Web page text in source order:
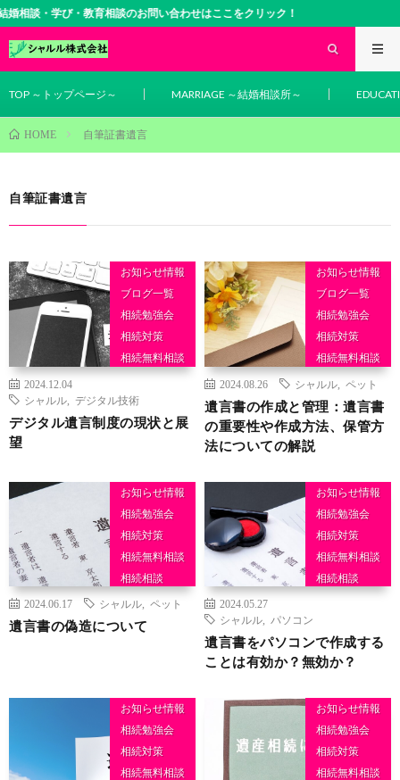
び・教育相談のお問い合わせはここをクリック！
TOP ～トップページ～ MARRIAGE ～結婚相談所～
HOME 自筆証書遺言
自筆証書遺言
お知らせ情報
ブログ一覧
相続勉強会
相続対策
相続無料相談
2024.12.04
シャルル
デジタル技術
デジタル遺言制度の現状と展
望
お知らせ情報
ブログ一覧
相続勉強会
相続対策
相続無料相談
相続相談
2024.08.26 シャルル ペット
遺言書の作成と管理：遺言書
の重要性や作成方法、保管方
法についての解説
お知らせ情報
相続勉強会
相続対策
相続無料相談
相続相談
2024.06.17 シャルル ペット
遺言書の偽造について
お知らせ情報
相続勉強会
相続対策
相続無料相談
相続相談
2024.05.27
シャルル
パソコン
遺言書をパソコンで作成する
ことは有効か？無効か？
お知らせ情報
相続勉強会
相続対策
相続無料相談
お知らせ情報
相続勉強会
相続対策
相続無料相談